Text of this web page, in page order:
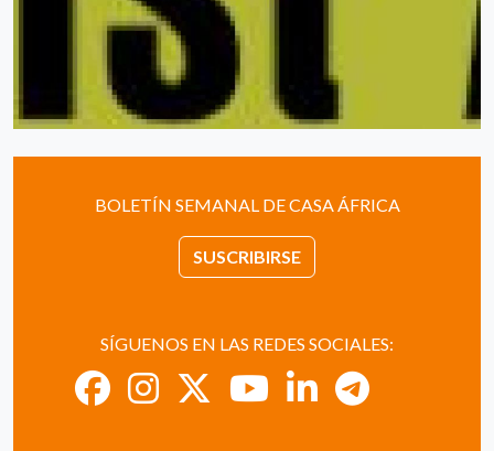
BOLETÍN SEMANAL DE CASA ÁFRICA
SUSCRIBIRSE
SÍGUENOS EN LAS REDES SOCIALES: